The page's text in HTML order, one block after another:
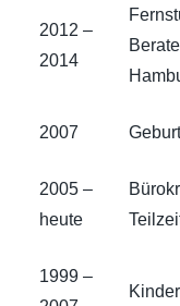
2012 –
2014
2007
2005 –
heute
1999 –